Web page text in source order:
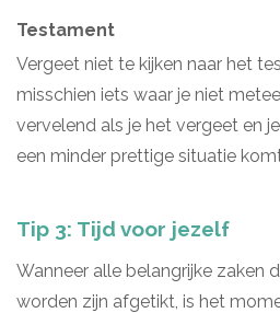
Testament
Vergeet niet te kijken naar het
misschien iets waar je niet
vervelend als je het vergeet en
een minder prettige situatie
Tip 3: Tijd voor jezelf
Wanneer alle belangrijke zaken
worden zijn afgetikt, is het